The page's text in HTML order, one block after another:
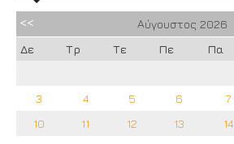
Αύγουστος 2026
Δε
Τρ Τε Πε Πα
3
4 5 6 7
10
11 12 13 14